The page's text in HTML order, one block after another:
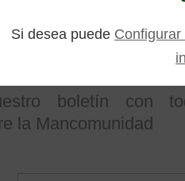
Si desea puede
el boletín en tu
que aparece a
boletín con
la Mancomunidad